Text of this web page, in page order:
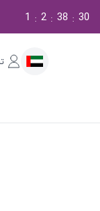
29
:
38
:
2
:
1